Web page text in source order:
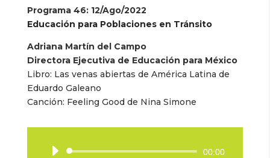
Programa 46: 12/Ago/2022
Educación para Poblaciones en Tránsito
Adriana Martín del Campo
Directora Ejecutiva de Educación para México
Libro: Las venas abiertas de América Latina de
Eduardo Galeano
Canción: Feeling Good de Nina Simone
Reproductor
00:00